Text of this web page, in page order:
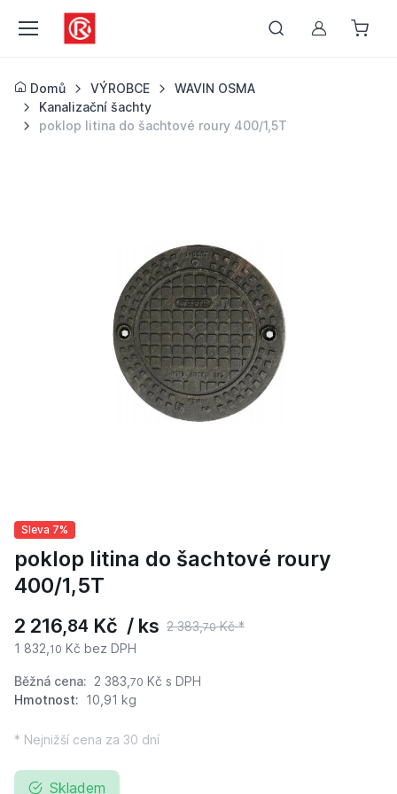
Můj účet
Domů VÝROBCE
WAVIN OSMA
Kanalizační šachty
poklop litina do šachtové roury 400/1,5T
Sleva 7%
poklop litina do šachtové roury
400/1,5T
2 216,84 Kč / ks 2 383,70Kč *
1 832, 10 Kč bez DPH
Běžná cena: 2 383, 70 Kč s DPH
Hmotnost: 10,91 kg
* Nejnižší cena za 30 dní
Skladem